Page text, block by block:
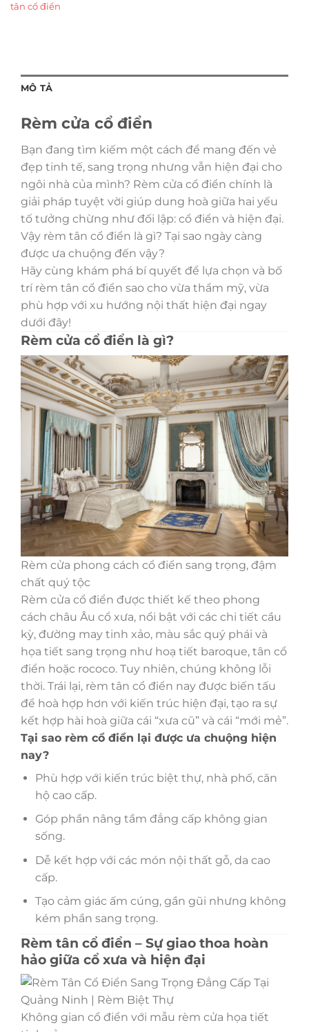
tân cổ điển
MÔ TẢ
Rèm cửa cổ điển
Bạn đang tìm kiếm một cách để mang đến vẻ
đẹp tinh tế, sang trọng nhưng vẫn hiện đại cho
ngôi nhà của mình? Rèm cửa cổ điển chính là
giải pháp tuyệt vời giúp dung hoà giữa hai yếu
tố tưởng chừng như đối lập: cổ điển và hiện đại.
Vậy rèm tân cổ điển là gì? Tại sao ngày càng
được ưa chuộng đến vậy?
Hãy cùng khám phá bí quyết để lựa chọn và bố
trí rèm tân cổ điển sao cho vừa thẩm mỹ, vừa
phù hợp với xu hướng nội thất hiện đại ngay
dưới đây!
Rèm cửa cổ điển là gì?
Rèm cửa phong cách cổ điển sang trọng, đậm
chất quý tộc
Rèm cửa cổ điển được thiết kế theo phong
cách châu Âu cổ xưa, nổi bật với các chi tiết cầu
kỳ, đường may tinh xảo, màu sắc quý phái và
họa tiết sang trọng như hoạ tiết baroque, tân cổ
điển hoặc rococo. Tuy nhiên, chúng không lỗi
thời. Trái lại, rèm tân cổ điển nay được biến tấu
để hoà hợp hơn với kiến trúc hiện đại, tạo ra sự
kết hợp hài hoà giữa cái “xưa cũ” và cái “mới mẻ”.
Tại sao rèm cổ điển lại được ưa chuộng hiện
nay?
Phù hợp với kiến trúc biệt thự, nhà phố, căn
hộ cao cấp.
Góp phần nâng tầm đẳng cấp không gian
sống.
Dễ kết hợp với các món nội thất gỗ, da cao
cấp.
Tạo cảm giác ấm cúng, gần gũi nhưng không
kém phần sang trọng.
Rèm tân cổ điển – Sự giao thoa hoàn
hảo giữa cổ xưa và hiện đại
Không gian cổ điển với mẫu rèm cửa họa tiết